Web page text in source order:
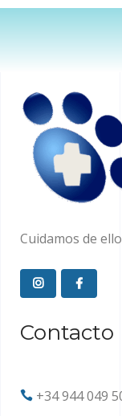
Cuidamos de
Contacto
+34 944 049